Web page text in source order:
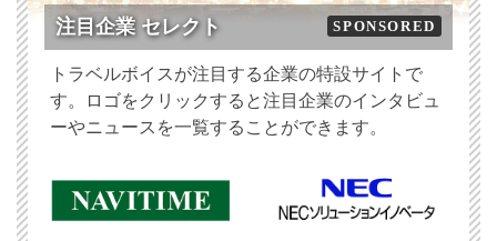
注目企業 セレクト SPONSORED
トラベルボイスが注目する企業の特設サイトで
す。ロゴをクリックすると注目企業のインタビュ
ーやニュースを一覧することができます。